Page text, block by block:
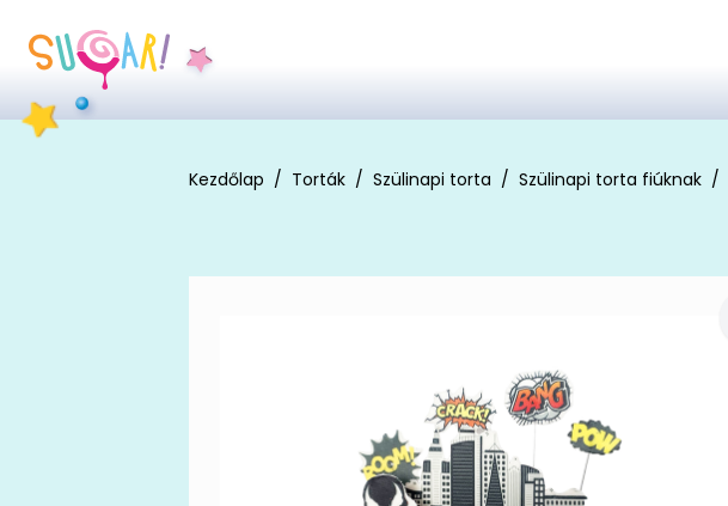
Kezdőlap Torták Szülinapi torta Szülinapi torta fiúknak